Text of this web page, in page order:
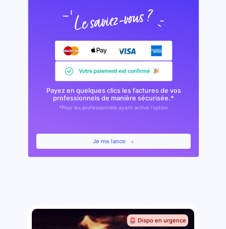
Payez en quelques clics les factures de vos
professionnels de manière sécurisée.*
*Pour les professionnels ayant activé l'option
Je me lance
🚨 Dispo en urgence